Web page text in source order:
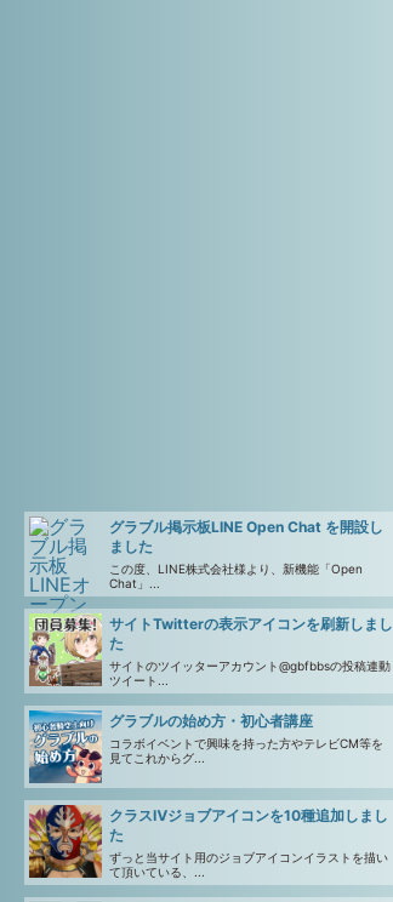
グラブル掲示板LINE Open Chat を開設し
ました
この度、LINE株式会社様より、新機能「Open
Chat」...
サイトTwitterの表示アイコンを刷新しまし
た
サイトのツイッターアカウント@gbfbbsの投稿連動
ツイート...
グラブルの始め方・初心者講座
コラボイベントで興味を持った方やテレビCM等を
見てこれからグ...
クラスⅣジョブアイコンを10種追加しまし
た
ずっと当サイト用のジョブアイコンイラストを描い
て頂いている、...